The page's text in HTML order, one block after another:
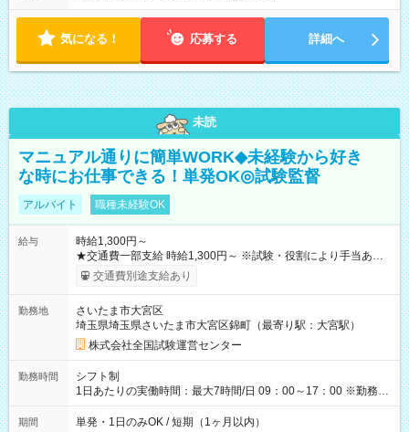
気になる！ 応募する 詳細へ
未読
マニュアル通りに簡単WORK◆未経験から好き
な時にお仕事できる！単発OK◎試験監督
アルバイト 職種未経験OK
給与
時給1,300円～
★交通費一部支給 時給1,300円～ ※試験・役割により手当あり
※勤務回数により昇給あり 【即給（前払い）オプションあ
り！】 希望される場合、勤務から1週間ほどで給与の一部を受け
例】 ・河合塾模擬試験 8:30～17:30（休憩1時間） 時給1,300円
×8時間＝日収10,400円＋交通費 ※当日の役割により時給＋100
円の場合あり ・国家試験 7:00～13:30（休憩なし） 時給1,300
円（役割手当＋100円）×6時間＝日収8,400円＋交通費 【試用期
間】試用期間なし
交通費別途支給あり
勤務地
さいたま市大宮区
埼玉県埼玉県さいたま市大宮区錦町（最寄り駅：大宮駅）
株式会社全国試験運営センター
勤務時間
シフト制
1日あたりの実働時間：最大7時間/日 09：00～17：00 ※勤務時
間は 試験により異なります。
期間 単発・1日のみOK / 短期（1ヶ月以内）